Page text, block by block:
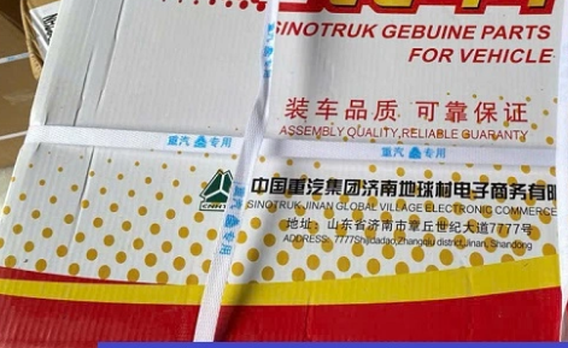
hơi sau cabin chenglong
(24/7): 0976.760.892
LÁ CÔN HYUNDAI COUNTY BẢN 300, 14
RĂNG ÓC 35MM CHÍNH HNAGX
Hotline (24/7): 0976.760.892